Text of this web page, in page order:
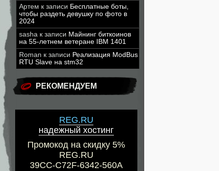
Артем к записи Бесплатные боты,
чтобы раздеть девушку по фото в
2024
sasha к записи Майнинг биткоинов
на 55-летнем ветеране IBM 1401
Roman к записи Реализация ModBus
RTU Slave на stm32
РЕКОМЕНДУЕМ
REG.RU
надежный хостинг
Промокод на скидку 5%
REG.RU
39CC-C72F-6342-560A